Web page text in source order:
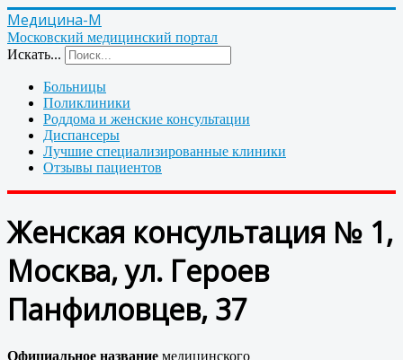
Медицина-М
Московский медицинский портал
Искать...
Больницы
Поликлиники
Роддома и женские консультации
Диспансеры
Лучшие специализированные клиники
Отзывы пациентов
Женская консультация № 1,
Москва, ул. Героев
Панфиловцев, 37
Официальное название медицинского